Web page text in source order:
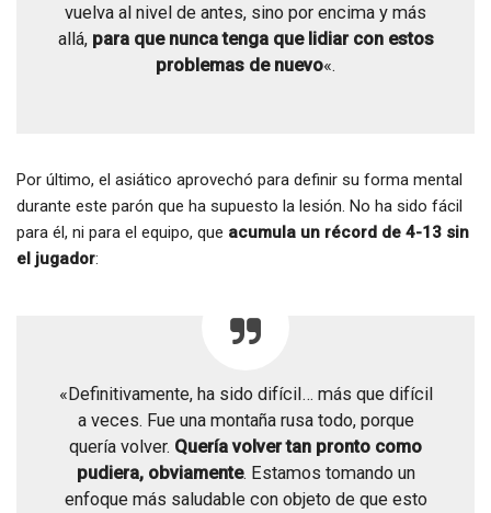
vuelva al nivel de antes, sino por encima y más
allá, para que nunca tenga que lidiar con estos
problemas de nuevo«.
Por último, el asiático aprovechó para definir su forma mental
durante este parón que ha supuesto la lesión. No ha sido fácil
para él, ni para el equipo, que acumula un récord de 4-13 sin
el jugador:
«Definitivamente, ha sido difícil… más que difícil
a veces. Fue una montaña rusa todo, porque
quería volver. Quería volver tan pronto como
pudiera, obviamente. Estamos tomando un
enfoque más saludable con objeto de que esto